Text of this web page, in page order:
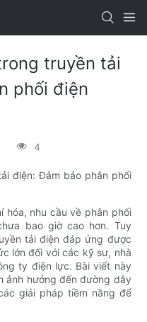
truyền tải
phối điện
4
điện: Đảm bảo phân phối
hóa, nhu cầu về phân phối
bao giờ cao hơn. Tuy
tải điện đáp ứng được
lớn đối với các kỹ sư, nhà
ty điện lực. Bài viết này
ảnh hưởng đến đường dây
giải pháp tiềm năng để